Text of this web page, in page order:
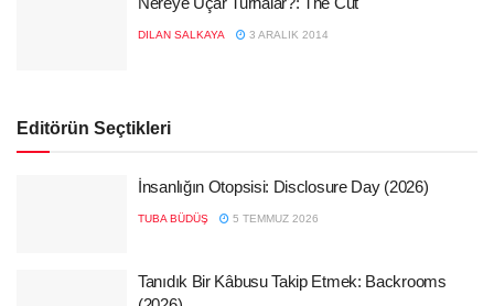
DILAN SALKAYA 3 ARALIK 2014
Editörün Seçtikleri
İnsanlığın Otopsisi: Disclosure Day (2026)
TUBA BÜDÜŞ 5 TEMMUZ 2026
Tanıdık Bir Kâbusu Takip Etmek: Backrooms